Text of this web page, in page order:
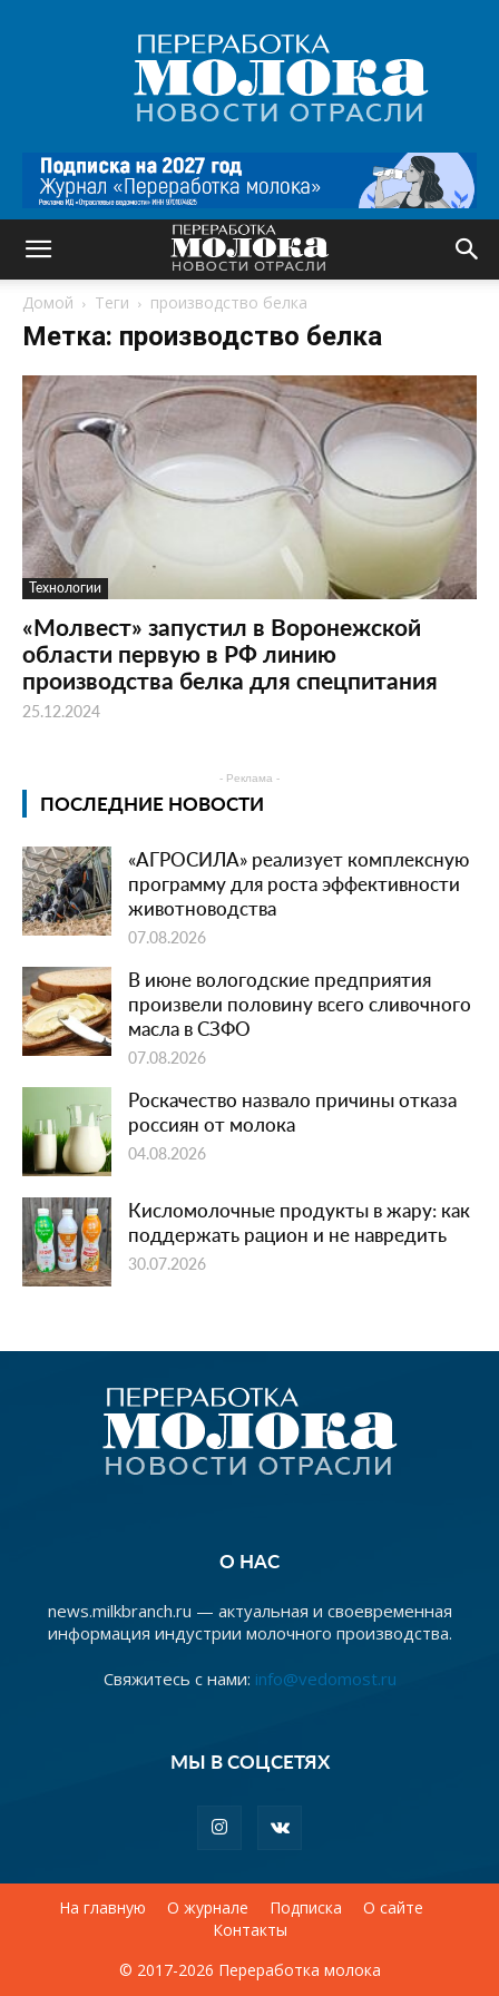
Переработка
молока
|
Новости
Домой Теги производство белка
Метка: производство белка
Технологии
«Молвест» запустил в Воронежской
области первую в РФ линию
производства белка для спецпитания
25.12.2024
- Реклама -
ПОСЛЕДНИЕ НОВОСТИ
«АГРОСИЛА» реализует комплексную
программу для роста эффективности
животноводства
07.08.2026
В июне вологодские предприятия
произвели половину всего сливочного
масла в СЗФО
07.08.2026
Роскачество назвало причины отказа
россиян от молока
04.08.2026
Кисломолочные продукты в жару: как
поддержать рацион и не навредить
30.07.2026
О НАС
news.milkbranch.ru — актуальная и своевременная
информация индустрии молочного производства.
Свяжитесь с нами: info@vedomost.ru
МЫ В СОЦСЕТЯХ
На главную О журнале Подписка
О сайте
Контакты
© 2017-2026 Переработка молока